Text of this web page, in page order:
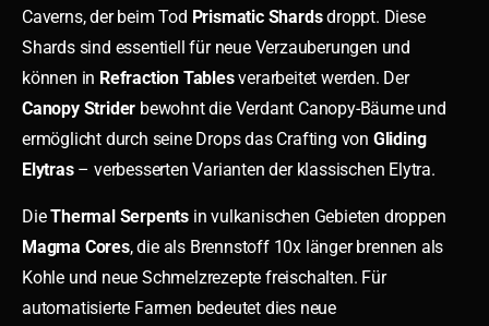
Caverns, der beim Tod Prismatic Shardsdroppt. Diese
Shards sind essentiell für neue Verzauberungen und
können in Refraction Tablesverarbeitet werden. Der
Canopy Strider bewohnt die Verdant Canopy-Bäume und
ermöglicht durch seine Drops das Crafting von Gliding
Elytras– verbesserten Varianten der klassischen Elytra.
DieThermal Serpents in vulkanischen Gebieten droppen
Magma Cores, die als Brennstoff 10x länger brennen als
Kohle und neue Schmelzrezepte freischalten. Für
automatisierte Farmen bedeutet dies neue